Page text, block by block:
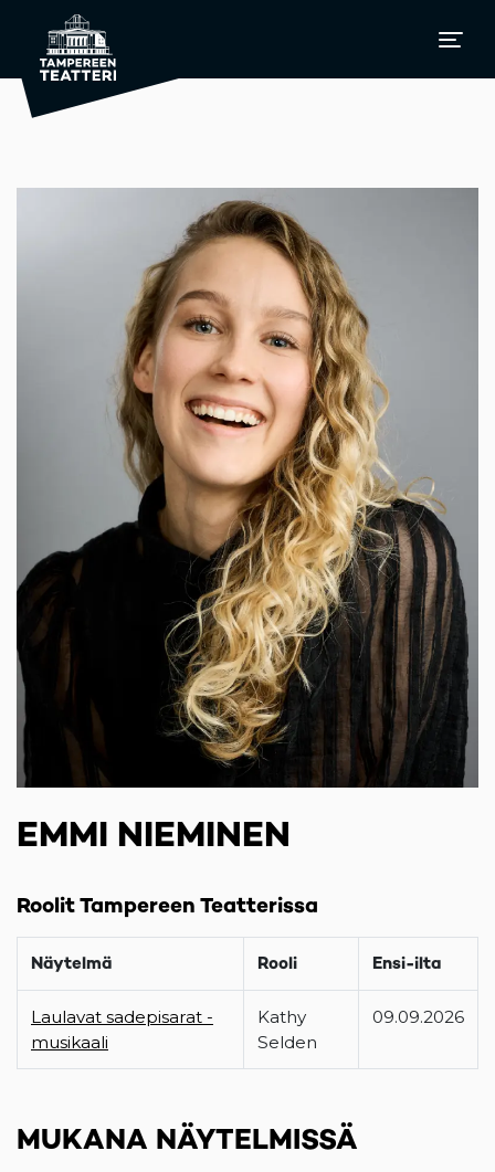
EMMI NIEMINEN
Roolit Tampereen Teatterissa
Näytelmä Rooli Ensi-ilta
Laulavat sadepisarat -
musikaali
Kathy
Selden
09.09.2026
MUKANA NÄYTELMISSÄ